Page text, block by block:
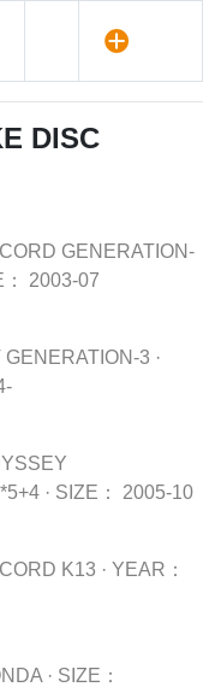
DISC
GENERATION-
2003-07
GENERATION-3 ·
· SIZE： 2005-10
K13 · YEAR：
· SIZE：